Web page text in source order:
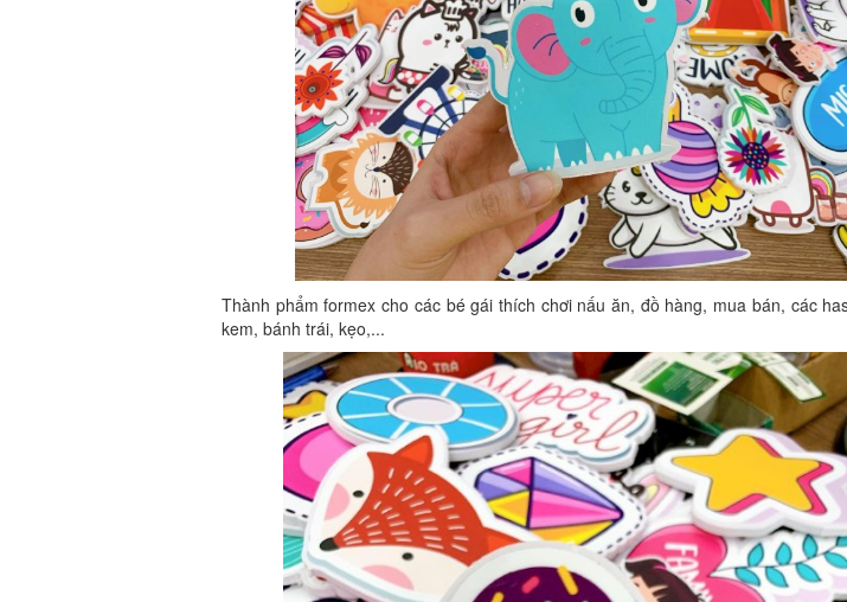
Thành phẩm formex cho các bé gái thích chơi nấu ăn, đồ hàng, mua bán, các
kem, bánh trái, kẹo,...